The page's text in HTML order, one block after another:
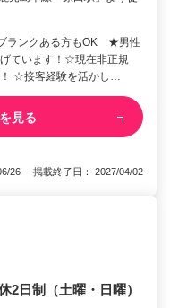
ランクある方もOK ★男性
ています！☆現在非正規
！ ☆接客経験を活かし…
見る
26 掲載終了日： 2027/04/02
日制（土曜・日曜）